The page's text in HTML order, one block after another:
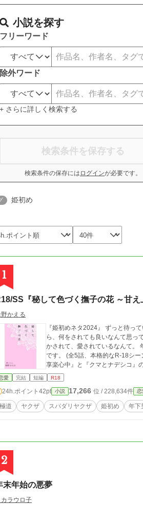
小説を探す
フリーワード
除外ワード
+ さらに詳しく検索する
検索条件を保存する
検索条件の保存には ログインが必要です。
姫初め
1
SS『秘して色づく撫子の花 ～甘
かえる
『姫初めネタ2024』 ずっと待っていた、今でも夢なんじゃないかと思っているんですよ。そう私に囁く彼にな
ら、何をされても良いなんて思
かされて、愛されているなんて。 年下若頭×年上女性の甘えて甘やかされての約12000字お手軽読み切り姫初め話
です。 (全5話、本格的なR-18シ
享楽心中』と『クマとナデシコ』
愛 完結 短編 R18
24h.ポイント 42pt 小説 17,266 位 / 228,634件 恋
極道 ヤクザ スパダリヤクザ 姫初め 年下
2
末年始の悪夢
ラウロ子